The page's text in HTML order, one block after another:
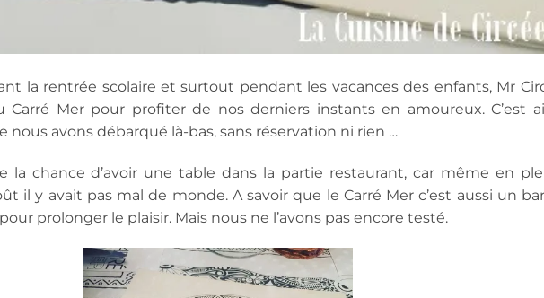
la rentrée scolaire et surtout pendant les vacances des enfants, Mr
Carré Mer pour profiter de nos derniers instants en amoureux. C’est
nous avons débarqué là-bas, sans réservation ni rien …
la chance d’avoir une table dans la partie restaurant, car même en
il y avait pas mal de monde. A savoir que le Carré Mer c’est aussi un
prolonger le plaisir. Mais nous ne l’avons pas encore testé.